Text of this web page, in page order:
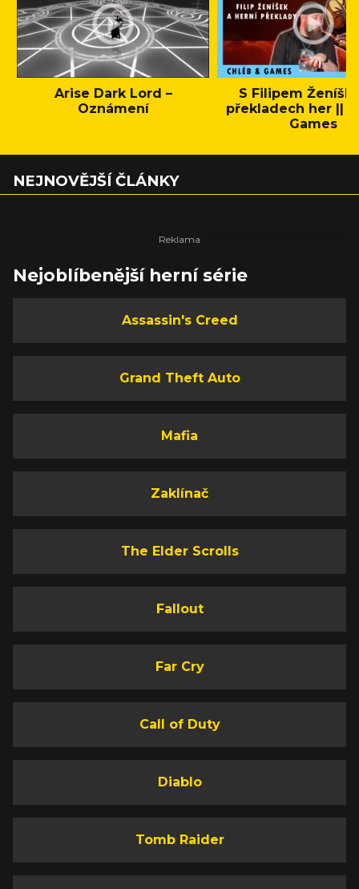
Arise Dark Lord –
Oznámení
S Filipem
překladech her ||
Games
NEJNOVĚJŠÍ ČLÁNKY
Nejoblíbenější herní série
Assassin's Creed
Grand Theft Auto
Mafia
Zaklínač
The Elder Scrolls
Fallout
Far Cry
Call of Duty
Diablo
Tomb Raider